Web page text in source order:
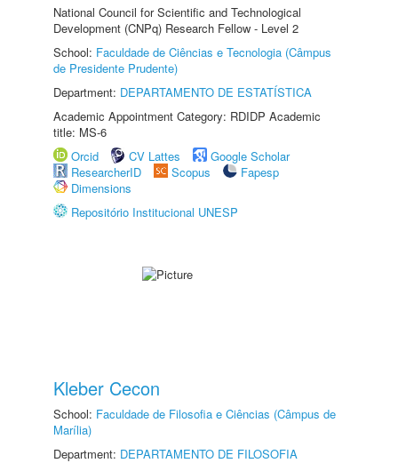
National Council for Scientific and Technological
Development (CNPq) Research Fellow - Level 2
School: Faculdade de Ciências e Tecnologia (Câmpus
de Presidente Prudente)
Department: DEPARTAMENTO DE ESTATÍSTICA
Academic Appointment Category: RDIDP Academic
title: MS-6
Orcid
CV Lattes
Google Scholar
ResearcherID
Scopus
Fapesp
Dimensions
Repositório Institucional UNESP
Kleber Cecon
School: Faculdade de Filosofia e Ciências (Câmpus de
Marília)
Department: DEPARTAMENTO DE FILOSOFIA